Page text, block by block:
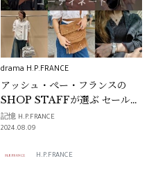
drama H.P.FRANCE
アッシュ・ぺー・フランスの
SHOP STAFFが選ぶ セールア
イテムSNAPコーディネート
記憶 H.P.FRANCE
2024.08.09
H.P.FRANCE